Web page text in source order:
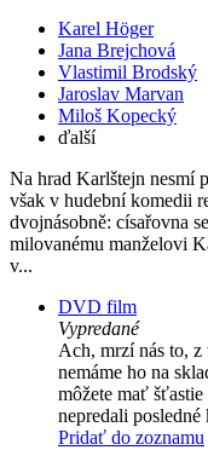
Karel Höger
Jana Brejchová
Vlastimil Brodský
Jaroslav Marvan
Miloš Kopecký
ďalší
Na hrad Karlštejn nesmí
však v hudební komedii
dvojnásobně: císařovna
milovanému manželovi
v...
DVD film
Vypredané
Ach, mrzí nás to,
nemáme ho na
môžete mať
nepredali posledné
Pridať do zoznamu